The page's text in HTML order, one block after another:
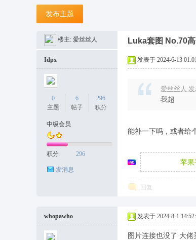
» ›
发布主题
楼主: 爱丝丝人 Luka套图 No.70
Idpx
0
主题
6
帖子
296
积分
中级会员
积分 296
发消息
发表于 2024-6-13
爱丝丝人
我超
能补一下吗，或者给
苹果
回复
whopawho 发表于 2024-8-1
图片连接也没了 大佬